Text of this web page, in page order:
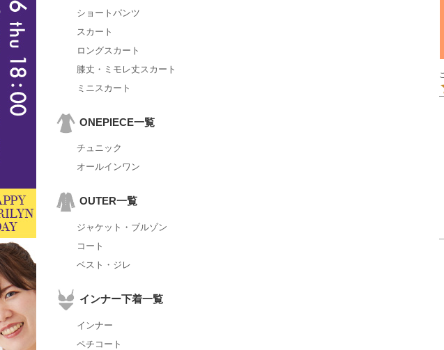
ショートパンツ
スカート
ロングスカート
膝丈・ミモレ丈スカート
ミニスカート
ONEPIECE一覧
チュニック
オールインワン
OUTER一覧
ジャケット・ブルゾン
コート
ベスト・ジレ
インナー下着一覧
インナー
ペチコート